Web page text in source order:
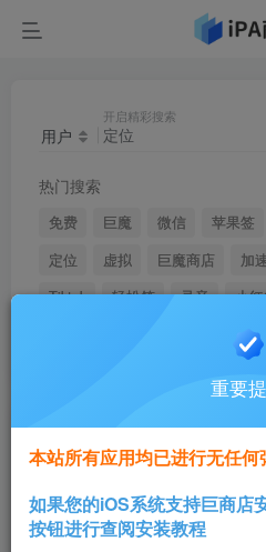
用户
开启精彩搜索
热门搜索
免费 巨魔 微信 苹果签
定位
虚拟 巨魔商店 加
Tiktok
轻松签 录音 小
文章 用户
搜索[定位 ]，共找到 0 个用户
重要
本站所有应用均已进行无任何
如果您的iOS系统支持巨商店
按钮进行查阅安装教程